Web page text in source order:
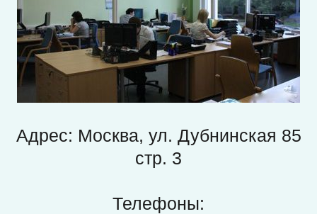
Адрес: Москва, ул. Дубнинская 85
стр. 3
Телефоны: